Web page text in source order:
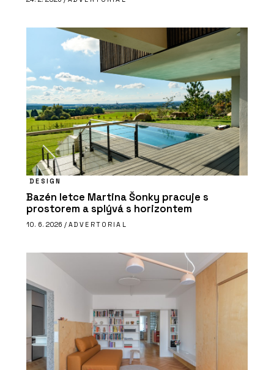
DESIGN
Bazén letce Martina Šonky pracuje s
prostorem a splývá s horizontem
10. 6. 2026 / ADVERTORIAL